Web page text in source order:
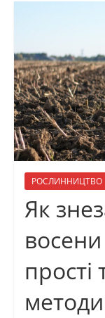
РОСЛИННИЦТВО
Як
прості
методи